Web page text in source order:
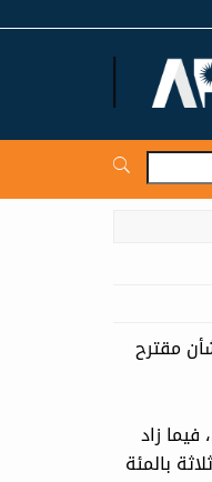
مقترح
بالمئة إلى 107.06 دولار للبرميل، فيما زاد
الخامين بنحو ثلاثة بالمئة